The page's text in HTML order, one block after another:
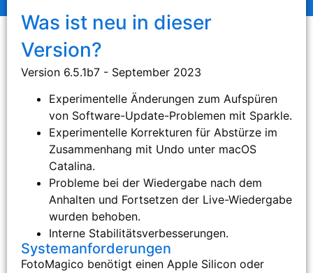
Was ist neu in dieser
Version?
Version 6.5.1b7 - September 2023
Experimentelle Änderungen zum Aufspüren
von Software-Update-Problemen mit Sparkle.
Experimentelle Korrekturen für Abstürze im
Zusammenhang mit Undo unter macOS
Catalina.
Probleme bei der Wiedergabe nach dem
Anhalten und Fortsetzen der Live-Wiedergabe
wurden behoben.
Interne Stabilitätsverbesserungen.
Systemanforderungen
FotoMagico benötigt einen Apple Silicon oder